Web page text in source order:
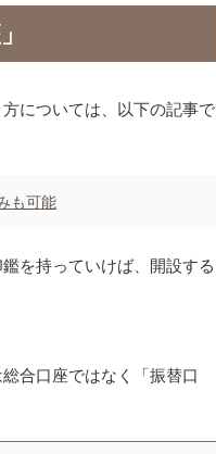
については、以下の記事で
も可能
を持っていけば、開設する
合口座ではなく「振替口